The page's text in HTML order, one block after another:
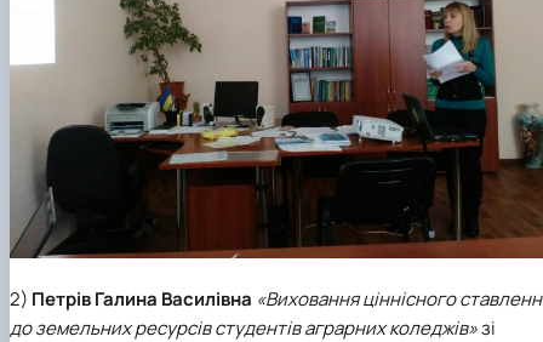
2) Петрів Галина Василівна «Виховання ціннісного
до земельних ресурсів студентів аграрних коледжів»зі